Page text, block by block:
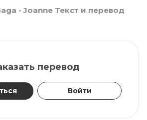
- Joanne Текст и перевод
перевод
Войти